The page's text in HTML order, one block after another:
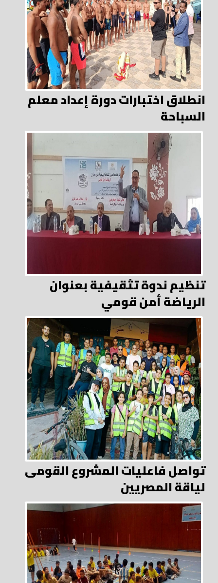
انطلاق اختبارات دورة إعداد معلم
السباحة
تنظيم ندوة تثقيفية بعنوان
الرياضة أمن قومي
تواصل فاعليات المشروع القومى
لياقة المصريين